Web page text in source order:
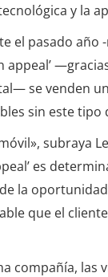
y la
el pasado año
appeal’
se venden
sin este tipo
subraya
es
la
que el
compañía, las